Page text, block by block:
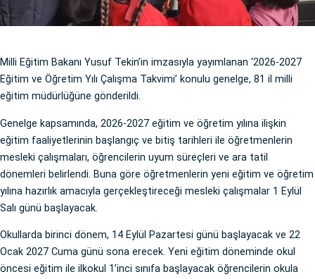
Milli Eğitim Bakanı Yusuf Tekin’in imzasıyla yayımlanan ‘2026-2027
Eğitim ve Öğretim Yılı Çalışma Takvimi’ konulu genelge, 81 il milli
eğitim müdürlüğüne gönderildi.
Genelge kapsamında, 2026-2027 eğitim ve öğretim yılına ilişkin
eğitim faaliyetlerinin başlangıç ve bitiş tarihleri ile öğretmenlerin
mesleki çalışmaları, öğrencilerin uyum süreçleri ve ara tatil
dönemleri belirlendi. Buna göre öğretmenlerin yeni eğitim ve öğretim
yılına hazırlık amacıyla gerçekleştireceği mesleki çalışmalar 1 Eylül
Salı günü başlayacak.
Okullarda birinci dönem, 14 Eylül Pazartesi günü başlayacak ve 22
Ocak 2027 Cuma günü sona erecek. Yeni eğitim döneminde okul
öncesi eğitim ile ilkokul 1’inci sınıfa başlayacak öğrencilerin okula